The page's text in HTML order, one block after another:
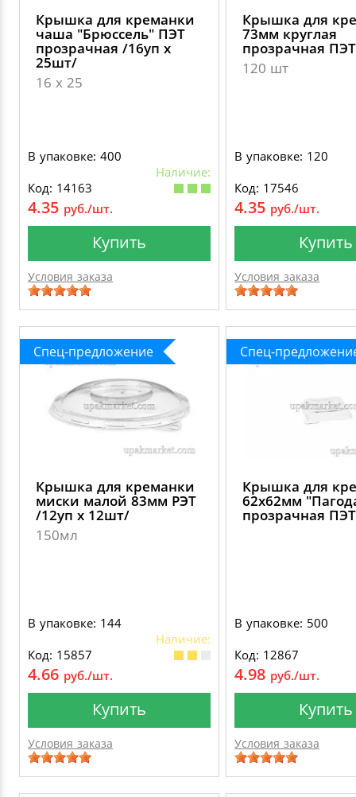
Крышка для креманки
чаша "Брюссель" ПЭТ
прозрачная /16уп х
25шт/
16 х 25
В упаковке: 400
Наличие:
Код: 14163
4.35 руб./шт.
Купить
Условия заказа
Крышка для
73мм круглая
прозрачная ПЭТ
120 шт
В упаковке: 120
Код: 17546
4.35 руб./шт.
Купить
Условия заказа
Спец-предложение
Крышка для креманки
миски малой 83мм РЭТ
/12уп х 12шт/
150мл
В упаковке: 144
Наличие:
Код: 15857
4.66 руб./шт.
Купить
Условия заказа
Спец-
Крышка для
62х62мм
прозрачная ПЭТ
В упаковке: 500
Код: 12867
4.98 руб./шт.
Купить
Условия заказа